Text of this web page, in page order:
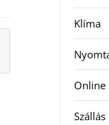
Klíma
Online
Szállás